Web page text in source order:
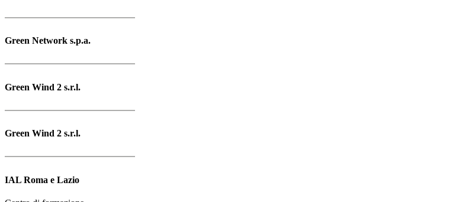
Green Network s.p.a.
Green Wind 2 s.r.l.
Green Wind 2 s.r.l.
IAL Roma e Lazio